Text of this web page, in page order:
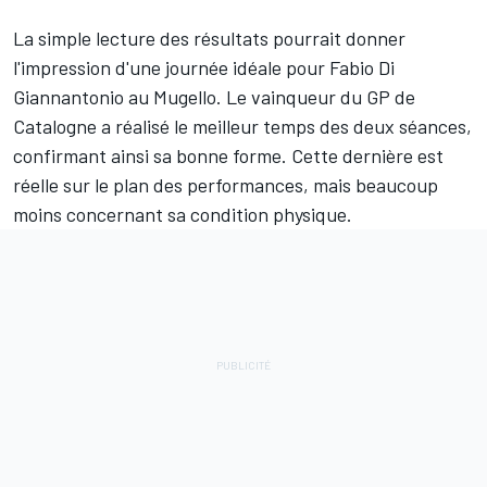
La simple lecture des résultats pourrait donner
l'impression d'une journée idéale pour Fabio Di
Giannantonio au Mugello. Le vainqueur du GP de
Catalogne a réalisé le meilleur temps des deux séances,
confirmant ainsi sa bonne forme. Cette dernière est
réelle sur le plan des performances, mais beaucoup
moins concernant sa condition physique.